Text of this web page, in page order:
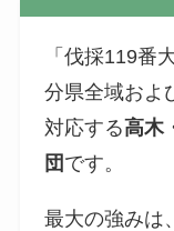
「伐採119番
分県全域およ
対応する高木
団 です。
最大の強みは